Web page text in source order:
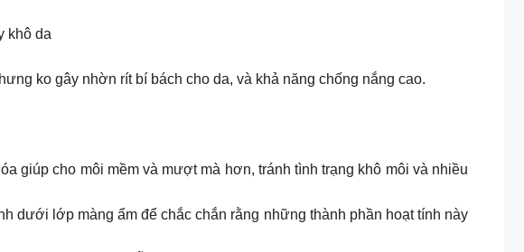
khô da
ko gây nhờn rít bí bách cho da, và khả năng chống nắng cao.
giúp cho môi mềm và mượt mà hơn, tránh tình trạng khô môi và nhiều
dưới lớp màng ẩm để chắc chắn rằng những thành phần hoạt tính này